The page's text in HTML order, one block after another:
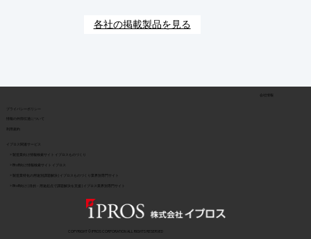
各社の掲載製品を見る
​情報の外部伝達について
会社情報
COPYRIGHT © IPROS CORPORATION ALL RIGHTS RESERVED
イプロス関連サービス
> 製造業向け情報検索サイト イプロスものづくり
> BtoB向け | 目的・用途起点で課題解決を支援 | イプロス業界別専門サイト
> BtoB向け情報検索サイト イプロス
> 製造業特化の用途別課題解決 | イプロスものづくり業界別専門サイト